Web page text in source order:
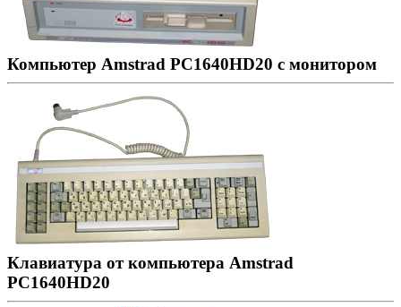
Компьютер Amstrad PC1640HD20 с монитором
Клавиатура от компьютера Amstrad
PC1640HD20